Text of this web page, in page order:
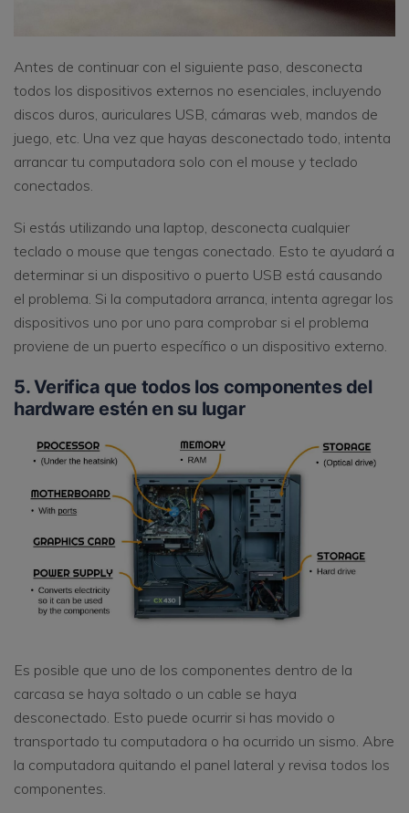
Antes de continuar con el siguiente paso, desconecta
todos los dispositivos externos no esenciales, incluyendo
discos duros, auriculares USB, cámaras web, mandos de
juego, etc. Una vez que hayas desconectado todo, intenta
arrancar tu computadora solo con el mouse y teclado
conectados.
Si estás utilizando una laptop, desconecta cualquier
teclado o mouse que tengas conectado. Esto te ayudará a
determinar si un dispositivo o puerto USB está causando
el problema. Si la computadora arranca, intenta agregar los
dispositivos uno por uno para comprobar si el problema
proviene de un puerto específico o un dispositivo externo.
5. Verifica que todos los componentes del
hardware estén en su lugar
Es posible que uno de los componentes dentro de la
carcasa se haya soltado o un cable se haya
desconectado. Esto puede ocurrir si has movido o
transportado tu computadora o ha ocurrido un sismo. Abre
la computadora quitando el panel lateral y revisa todos los
componentes.